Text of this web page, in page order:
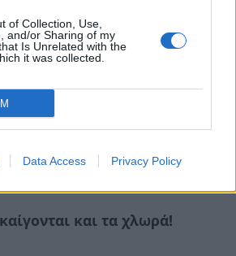
of Collection, Use,
and/or Sharing of my
Is Unrelated with the
it was collected.
Data Access Privacy Policy
και τα χλωρά!